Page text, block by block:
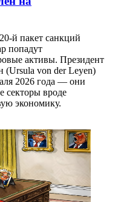
й пакет санкций
попадут
активы. Президент
(Ursula von der Leyen)
2026 года — они
секторы вроде
экономику.